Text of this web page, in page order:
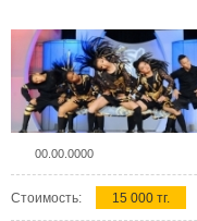
00.00.0000
Стоимость: 15 000 тг.